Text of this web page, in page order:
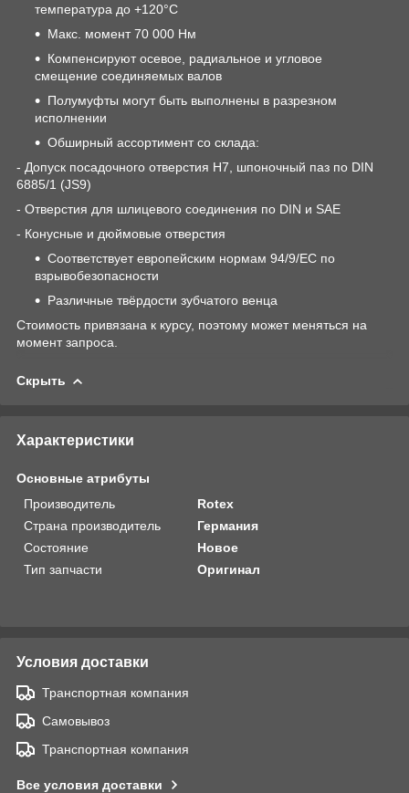
температура до +120°C
Макс. момент 70 000 Нм
Компенсируют осевое, радиальное и угловое
смещение соединяемых валов
Полумуфты могут быть выполнены в разрезном
исполнении
Обширный ассортимент со склада:
- Допуск посадочного отверстия H7, шпоночный паз по DIN
6885/1 (JS9)
- Отверстия для шлицевого соединения по DIN и SAE
- Конусные и дюймовые отверстия
Соответствует европейским нормам 94/9/ЕС по
взрывобезопасности
Различные твёрдости зубчатого венца
Стоимость привязана к курсу, поэтому может меняться на
момент запроса.
Скрыть
Характеристики
Основные атрибуты
Производитель
Rotex
Страна производитель
Германия
Состояние
Новое
Тип запчасти
Оригинал
Условия доставки
Транспортная компания
Самовывоз
Транспортная компания
Все условия доставки